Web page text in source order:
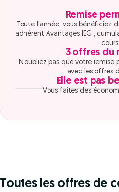
Remise
Toute l'année, vous bénéficiez
adhérent Avantages IEG ,
cours
3 offres du
N’oubliez pas que votre
avec les offres
Elle est pas
Vous faites des
Toutes les offres de